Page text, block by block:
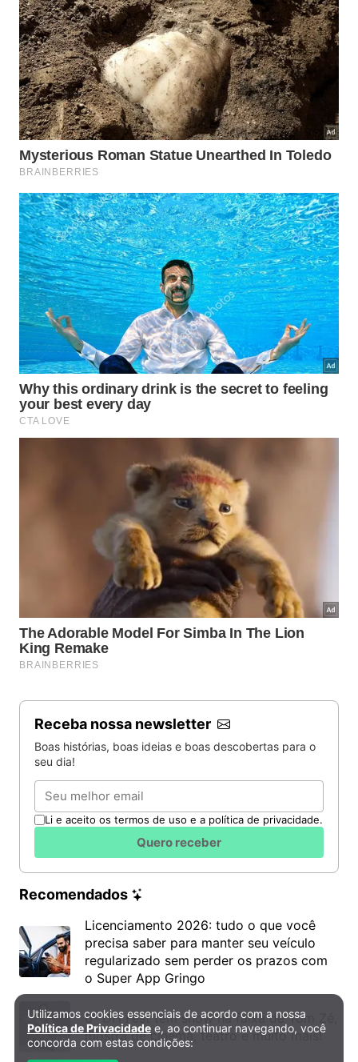
Receba nossa newsletter
Boas histórias, boas ideias e boas descobertas para o
seu dia!
Email
Li e aceito os termos de uso e a política de privacidade.
Quero receber
Recomendados
Licenciamento 2026: tudo o que você
precisa saber para manter seu veículo
regularizado sem perder os prazos com
o Super App Gringo
6º DH Fest tem show na faixa de Tom Zé,
mostra de cinema, teatro e muito mais!
Política de Privacidade e Cookies
Utilizamos cookies essenciais de acordo com a nossa
Política de Privacidade e, ao continuar navegando, você
concorda com estas condições: